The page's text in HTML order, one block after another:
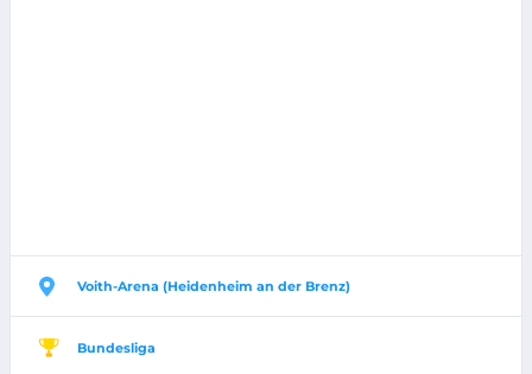
Voith-Arena (Heidenheim an der Brenz)
Bundesliga